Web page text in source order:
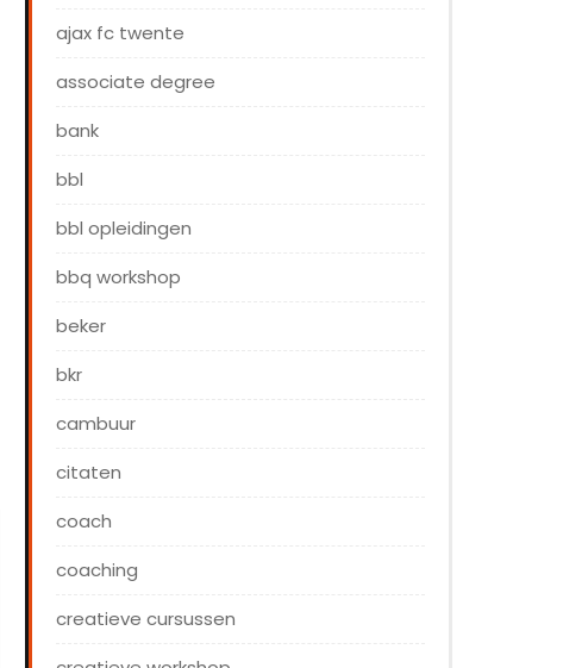
ajax fc twente
associate degree
bank
bbl
bbl opleidingen
bbq workshop
beker
bkr
cambuur
citaten
coach
coaching
creatieve cursussen